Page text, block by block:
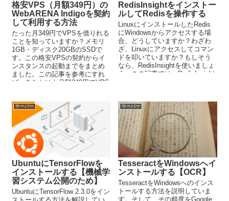
格安VPS（月額349円）の
WebARENA Indigoを契約
して利用する方法
たった月349円でVPSを借りれる
ことを知っていますか？メモリ
1GB・ディスク20GBのSSDで
す。この格安VPSの契約からイ
ンスタンスの起動までをまとめ
ました。この記事を参考にすれ
ば、あなたはも月額349円でVPS
RedisInsightをインストー
ルしてRedisを操作する
LinuxにインストールしたRedis
にWindowsからアクセスする場
合、どうしていますか？わざわ
ざ、Linuxにアクセスしてコマン
ドを叩いていますか？もしそう
なら、RedisInsightを使いましょ
う。この記事では、RedisInsight
サーバー
UbuntuにTensorFlowを
インストールする【機械学
習システム公開のため】
UbuntuにTensorFlow 2.3.0をイン
サーバー
TesseractをWindowsへイ
ンストールする【OCR】
TesseractをWindowsへのインス
トールする方法を説明していま
す。そして、その精度をGoogle